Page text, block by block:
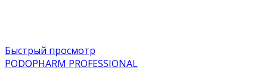
Быстрый просмотр
PODOPHARM PROFESSIONAL